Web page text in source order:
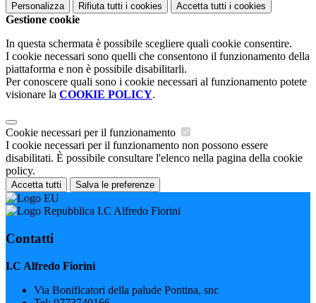
Personalizza Rifiuta tutti i cookies Accetta tutti i cookies
Gestione cookie
In questa schermata è possibile scegliere quali cookie consentire.
I cookie necessari sono quelli che consentono il funzionamento della
piattaforma e non è possibile disabilitarli.
Per conoscere quali sono i cookie necessari al funzionamento potete
visionare la COOKIE POLICY.
Cookie necessari per il funzionamento
I cookie necessari per il funzionamento non possono essere
disabilitati. È possibile consultare l'elenco nella pagina della cookie
policy.
Accetta tutti Salva le preferenze
I.C Alfredo Fiorini
Contatti
I.C Alfredo Fiorini
Via Bonificatori della palude Pontina, snc